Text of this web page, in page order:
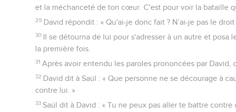
et la méchanceté de ton cœur. C'est pour voir la bataille
29 David répondit : « Qu'ai-je donc fait ? N’ai-je pas le droit
30 Il se détourna de lui pour s'adresser à un autre et
la première fois.
31 Après avoir entendu les paroles prononcées par David,
32 David dit à Saül : « Que personne ne se décourage à
contre lui. »
33 Saül dit à David : « Tu ne peux pas aller te battre